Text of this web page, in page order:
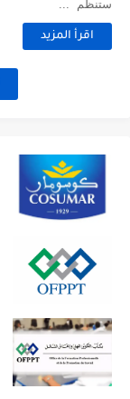
ستنظم ...
اقرأ المزيد